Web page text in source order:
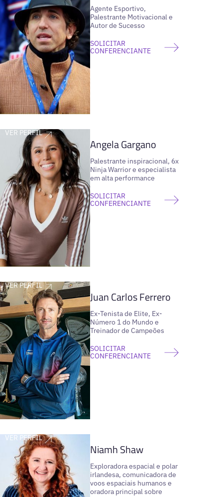
Agente Esportivo,
Palestrante Motivacional e
Autor de Sucesso
SOLICITAR
CONFERENCIANTE
VER PERFIL
Angela Gargano
Palestrante inspiracional, 6x
Ninja Warrior e especialista
em alta performance
SOLICITAR
CONFERENCIANTE
VER PERFIL
Juan Carlos Ferrero
Ex-Tenista de Elite, Ex-
Número 1 do Mundo e
Treinador de Campeões
SOLICITAR
CONFERENCIANTE
VER PERFIL
Niamh Shaw
Exploradora espacial e polar
irlandesa, comunicadora de
voos espaciais humanos e
oradora principal sobre